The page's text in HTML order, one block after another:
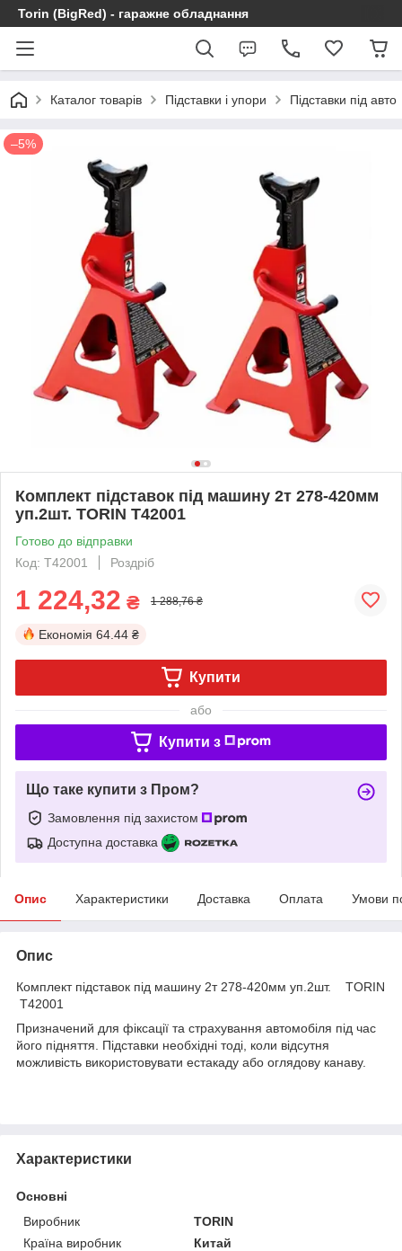
Torin (BigRed) - гаражне обладнання
Каталог товарів Підставки і упори Підставки під авто
–5%
Комплект підставок під машину 2т 278-420мм
уп.2шт. TORIN T42001
Готово до відправки
Код: T42001
Роздріб
1 224,32 ₴ 1 288,76 ₴
Економія 64.44 ₴
Купити
або
Купити з
Що таке купити з Пром?
Замовлення під захистом
Доступна доставка
Опис Характеристики Доставка Оплата Умови
Опис
Комплект підставок під машину 2т 278-420мм уп.2шт. TORIN
T42001
Призначений для фіксації та страхування автомобіля під час
його підняття. Підставки необхідні тоді, коли відсутня
можливість використовувати естакаду або оглядову канаву.
Характеристики
Основні
Виробник
TORIN
Країна виробник
Китай